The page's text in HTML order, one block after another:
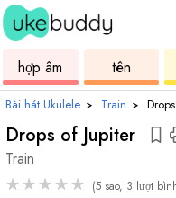
hợp âm
ukulele
tên
hợp
Bài hát Ukulele › Train ›
Drops of Jupiter
Train
★★★★★ (5 sao, 3 lượt